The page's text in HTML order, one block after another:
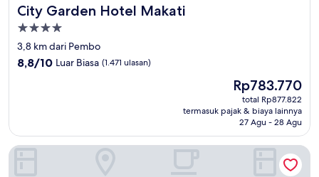
City Garden Hotel Makati
City Garden Hotel Makati
Properti
bintang
4.0
3,8 km dari Pembo
8.8
ulasan)
8,8/10 Luar Biasa (1.471 ulasan)
Harga
sekarang
Rp783.770
Rp783.770
total Rp877.822
termasuk pajak & biaya lainnya
27 Agu - 28 Agu
New World Makati Hotel